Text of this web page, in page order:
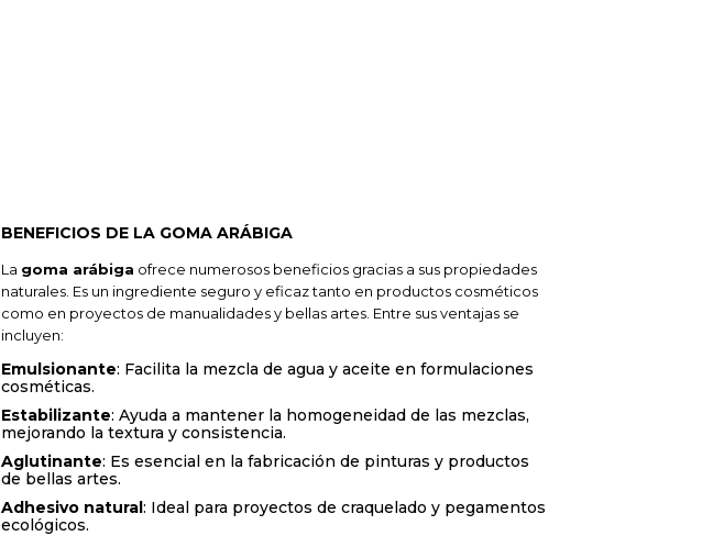
BENEFICIOS DE LA GOMA ARÁBIGA
La goma arábiga ofrece numerosos beneficios gracias a sus propiedades
naturales. Es un ingrediente seguro y eficaz tanto en productos cosméticos
como en proyectos de manualidades y bellas artes. Entre sus ventajas se
incluyen:
Emulsionante: Facilita la mezcla de agua y aceite en formulaciones
cosméticas.
Estabilizante: Ayuda a mantener la homogeneidad de las mezclas,
mejorando la textura y consistencia.
Aglutinante: Es esencial en la fabricación de pinturas y productos
de bellas artes.
Adhesivo natural: Ideal para proyectos de craquelado y pegamentos
ecológicos.